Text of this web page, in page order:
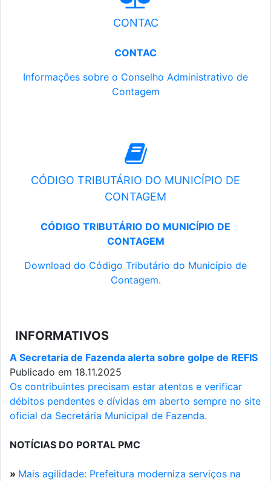
CONTAC
CONTAC
Informações sobre o Conselho Administrativo de
Contagem
CÓDIGO TRIBUTÁRIO DO MUNICÍPIO DE
CONTAGEM
CÓDIGO TRIBUTÁRIO DO MUNICÍPIO DE
CONTAGEM
Download do Código Tributário do Município de
Contagem.
INFORMATIVOS
A Secretaria de Fazenda alerta sobre golpe de REFIS
Publicado em 18.11.2025
Os contribuintes precisam estar atentos e verificar
débitos pendentes e dívidas em aberto sempre no site
oficial da Secretária Municipal de Fazenda.
NOTÍCIAS DO PORTAL PMC
» Mais agilidade: Prefeitura moderniza serviços na